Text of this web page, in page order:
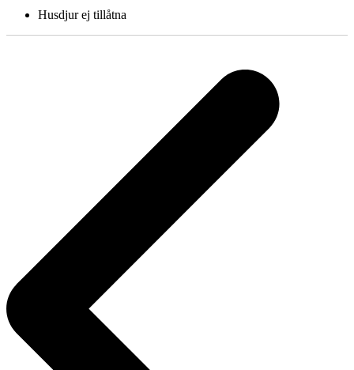
Husdjur ej tillåtna